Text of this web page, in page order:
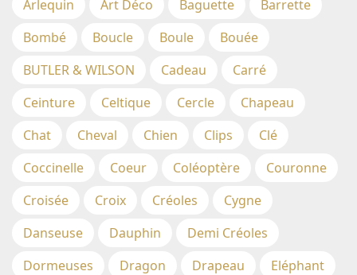
Arlequin
Art Déco Baguette
Barrette
Bombé
Boucle Boule
Bouée
BUTLER & WILSON
Cadeau
Carré
Ceinture
Celtique Cercle
Chapeau
Chat
Cheval Chien Clips
Clé
Coccinelle
Coeur Coléoptère
Couronne
Croisée
Croix Créoles
Cygne
Danseuse
Dauphin
Demi Créoles
Dormeuses
Dragon Drapeau
Eléphant